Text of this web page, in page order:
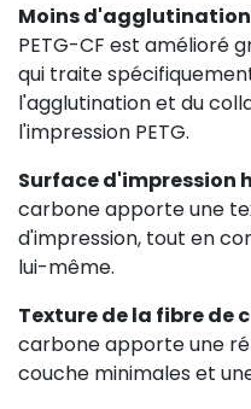
Moins
PETG-CF est amélioré
qui traite
l'agglutination et du
l'impression PETG.
Surface d'impression
carbone apporte une
d'impression, tout en
lui-même.
Texture de la fibre de
carbone apporte une
couche minimales et